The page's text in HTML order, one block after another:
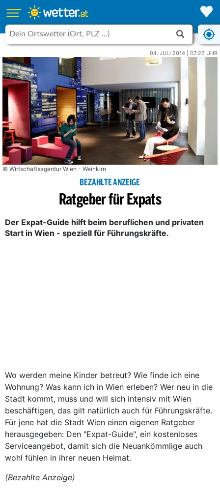
04. JULI 2014 | 07:26 UHR
© Wirtschaftsagentur Wien - Weinkirn
BEZAHLTE ANZEIGE
Ratgeber für Expats
Der Expat-Guide hilft beim beruflichen und privaten
Start in Wien - speziell für Führungskräfte.
Wo werden meine Kinder betreut? Wie finde ich eine
Wohnung? Was kann ich in Wien erleben? Wer neu in die
Stadt kommt, muss und will sich intensiv mit Wien
beschäftigen, das gilt natürlich auch für Führungskräfte.
Für jene hat die Stadt Wien einen eigenen Ratgeber
herausgegeben: Den "Expat-Guide", ein kostenloses
Serviceangebot, damit sich die Neuankömmlige auch
wohl fühlen in ihrer neuen Heimat.
(Bezahlte Anzeige)